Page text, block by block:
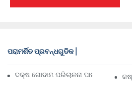
ପରାମର୍ଶିତ ପ୍ରବନ୍ଧଗୁଡିକ |
ଦକ୍ଷ ଗୋଦାମ ପରିଚାଳନା ପାଇଁ ଶ୍ରେଷ୍ଠ